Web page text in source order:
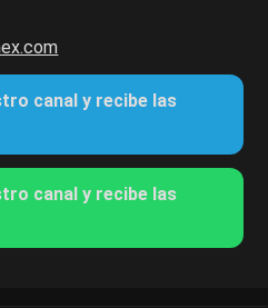
canal y recibe las
canal y recibe las